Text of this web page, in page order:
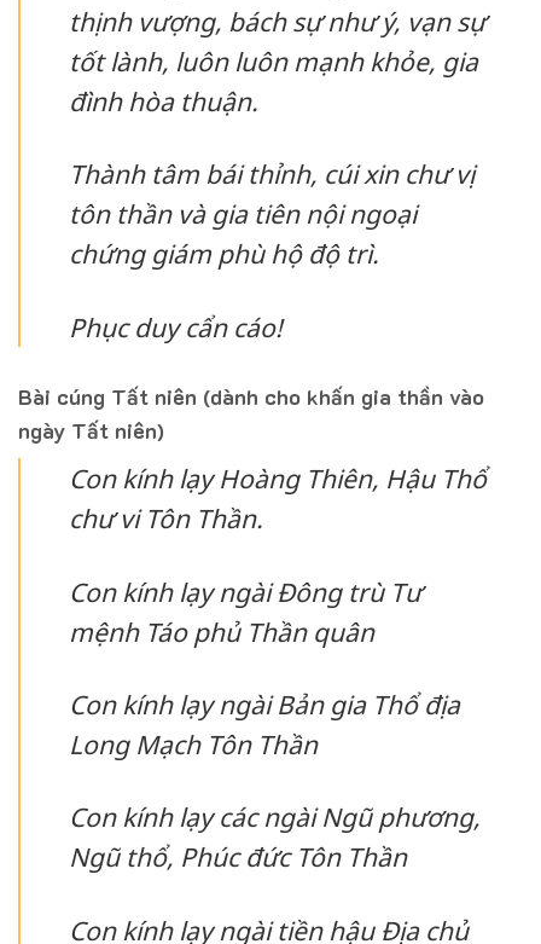
thịnh vượng, bách sự như ý, vạn sự
tốt lành, luôn luôn mạnh khỏe, gia
đình hòa thuận.
Thành tâm bái thỉnh, cúi xin chư vị
tôn thần và gia tiên nội ngoại
chứng giám phù hộ độ trì.
Phục duy cẩn cáo!
Bài cúng Tất niên (dành cho khấn gia thần vào
ngày Tất niên)
Con kính lạy Hoàng Thiên, Hậu Thổ
chư vi Tôn Thần.
Con kính lạy ngài Đông trù Tư
mệnh Táo phủ Thần quân
Con kính lạy ngài Bản gia Thổ địa
Long Mạch Tôn Thần
Con kính lạy các ngài Ngũ phương,
Ngũ thổ, Phúc đức Tôn Thần
Con kính lạy ngài tiền hậu Địa chủ